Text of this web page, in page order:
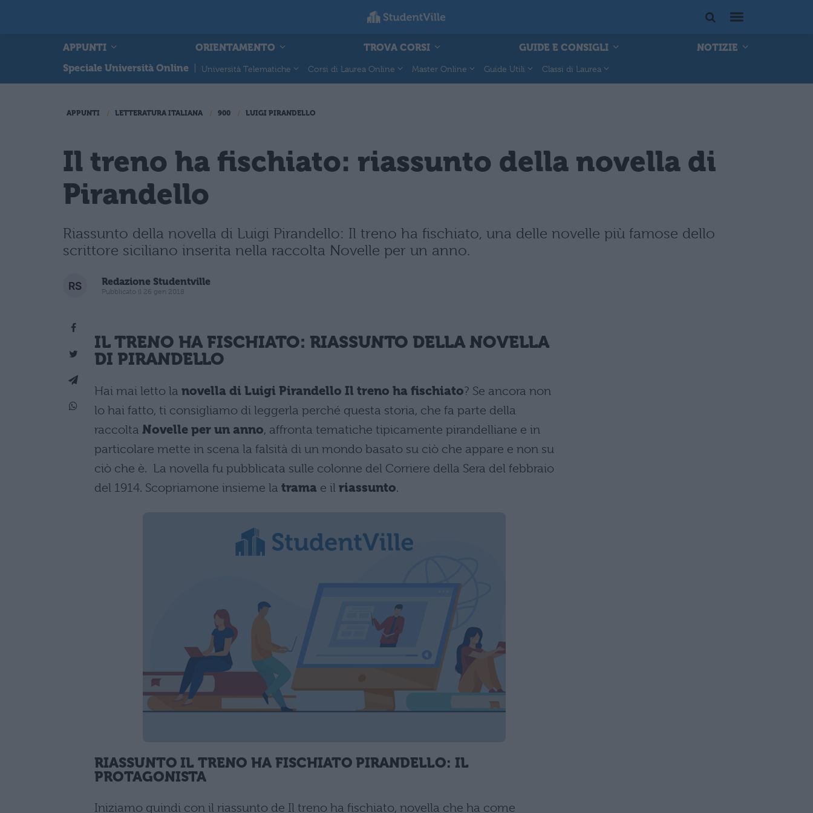
APPUNTI ORIENTAMENTO TROVA CORSI GUIDE E CONSIGLI
NOTIZIE
Speciale Università Online
Università Telematiche Corsi di Laurea Online Master Online Guide Utili Classi di Laurea
APPUNTI LETTERATURA ITALIANA 900 LUIGI PIRANDELLO
Il treno ha fischiato: riassunto della novella di
Pirandello
Riassunto della novella di Luigi Pirandello: Il treno ha fischiato, una delle novelle più famose dello
scrittore siciliano inserita nella raccolta Novelle per un anno.
Redazione Studentville
Pubblicato il 26 gen 2018
IL TRENO HA FISCHIATO: RIASSUNTO DELLA NOVELLA
DI PIRANDELLO
Hai mai letto la novella di Luigi Pirandello Il treno ha fischiato? Se ancora non
lo hai fatto, ti consigliamo di leggerla perché questa storia, che fa parte della
raccolta Novelle per un anno, affronta tematiche tipicamente pirandelliane e in
particolare mette in scena la falsità di un mondo basato su ciò che appare e non su
ciò che è. La novella fu pubblicata sulle colonne del Corriere della Sera del febbraio
del 1914. Scopriamone insieme la trama e il riassunto.
RIASSUNTO IL TRENO HA FISCHIATO PIRANDELLO: IL
PROTAGONISTA
Iniziamo quindi con il riassunto de Il treno ha fischiato, novella che ha come